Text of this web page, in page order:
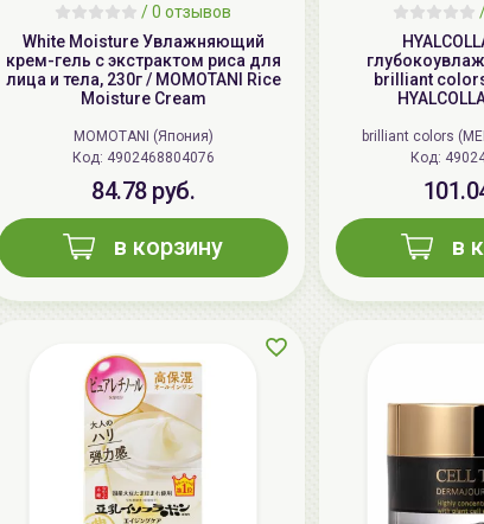
aкция
пилинг для лица, 50мл
/0 отзывов
White Moisture Увлажняющий
крем-гель с экстрактом риса для
лица и тела, 230г / MOMOTANI Rice
Moisture Cream
MOMOTANI (Япония)
Код: 4902468804076
84.78 руб.
в корзину
brilliant
brilliant colors
Код:
в